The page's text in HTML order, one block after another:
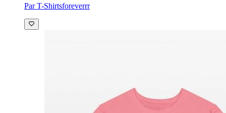
Par T-Shirtsforeverrr